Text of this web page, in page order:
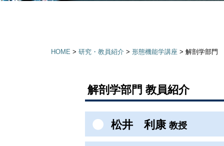
HOME > 研究・教員紹介 > 形態機能学講座 > 解剖学部門
解剖学部門 教員紹介
松井 利康教授